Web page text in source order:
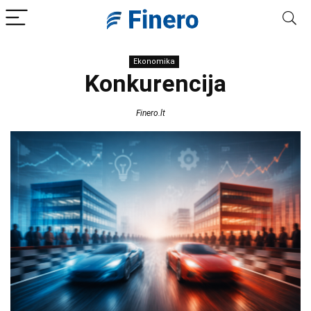
Ekonomika
Konkurencija
Finero.lt